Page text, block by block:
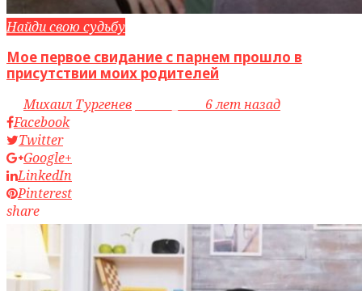
Найди свою судьбу
Мое первое свидание с парнем прошло в
присутствии моих родителей
byМихаил Тургенев
6 лет назад
Facebook
Twitter
Google+
LinkedIn
Pinterest
share